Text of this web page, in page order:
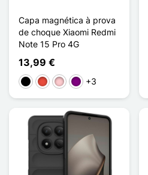
Capa magnética à prova
de choque Xiaomi Redmi
Note 15 Pro 4G
13,99 €
PretoVermelho
RosaPúrpura
+3